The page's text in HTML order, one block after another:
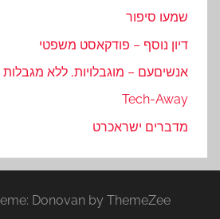
שמעו סיפור
דיון נוסף – פודקאסט משפטי
אנשיםעם – מוגבלויות, ללא מגבלות
Tech-Away
מדברים ישראכרט
Donovan by ThemeZee.